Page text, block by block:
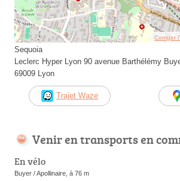
Corriger
Sequoia
Leclerc Hyper Lyon 90 avenue Barthélémy
69009 Lyon
Trajet Waze
Venir en transports en
En vélo
Buyer / Apollinaire, à 76 m